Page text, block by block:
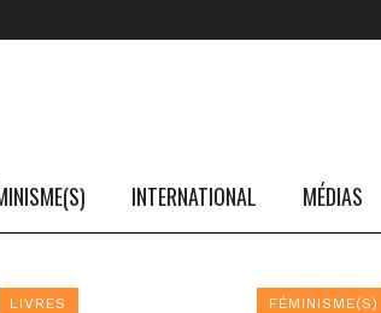
INTERNATIONAL MÉDIAS
LIVRES FÉMINISME(S)